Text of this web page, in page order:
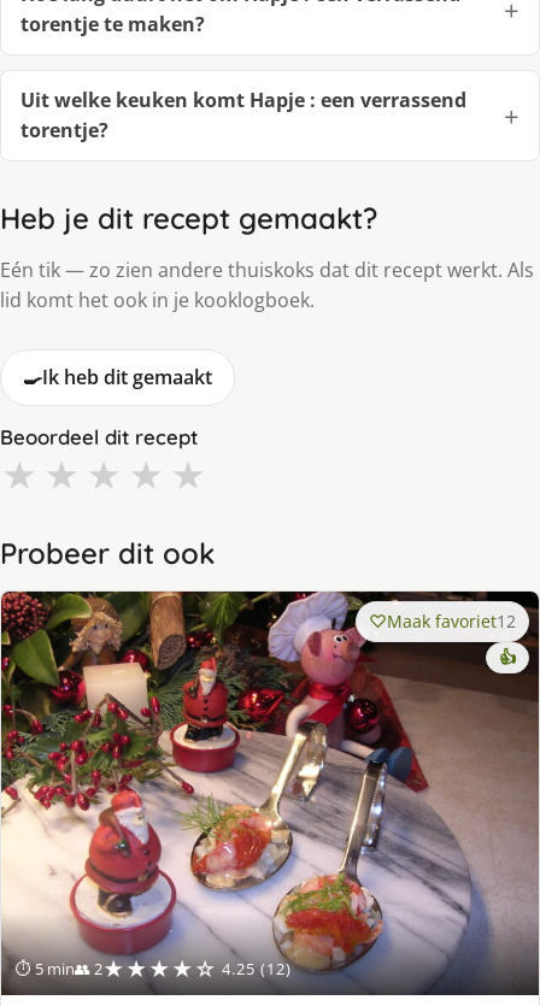
torentje te maken?
Uit welke keuken komt Hapje : een verrassend
torentje?
Heb je dit recept gemaakt?
Eén tik — zo zien andere thuiskoks dat dit recept werkt. Als
lid komt het ook in je kooklogboek.
🍳Ik heb dit gemaakt
Beoordeel dit recept
★ ★ ★ ★ ★
Probeer dit ook
⏱ 5 min👥 2★★★★☆ 4.25 (12)
Maak favoriet12
👍